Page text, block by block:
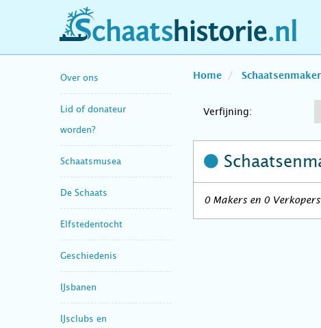
schaatshistorie.nl
Over ons
Lid of donateur
worden?
Schaatsmusea
De Schaats
Elfstedentocht
Geschiedenis
IJsbanen
IJsclubs en
Home
Verfijning:
0 Makers en 0